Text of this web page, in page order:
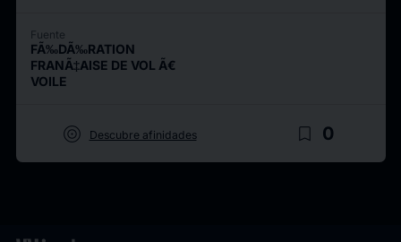
Fuente
FÃ‰DÃ‰RATION
FRANÃ‡AISE DE VOL Ã€
VOILE
target Descubre afinidades bookmark_border 0